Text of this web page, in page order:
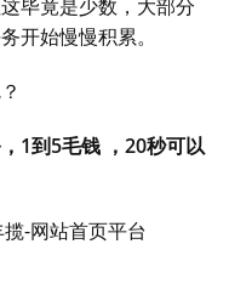
毕竟是少数，大部分
开始慢慢积累。
1到5毛钱 ，20秒可以